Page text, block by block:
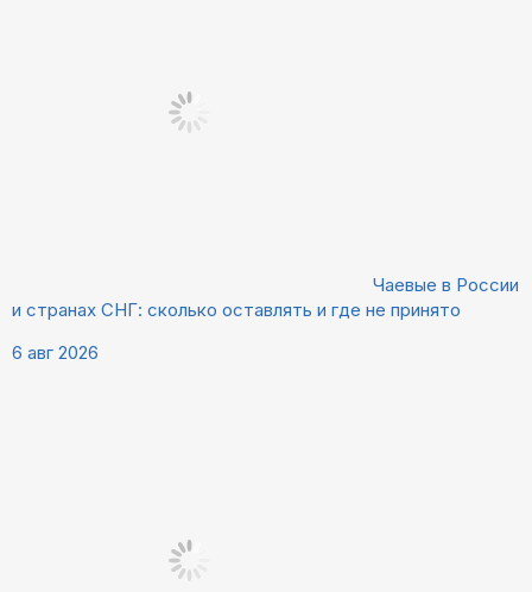
Чаевые в России
и странах СНГ: сколько оставлять и где не принято
6 авг 2026